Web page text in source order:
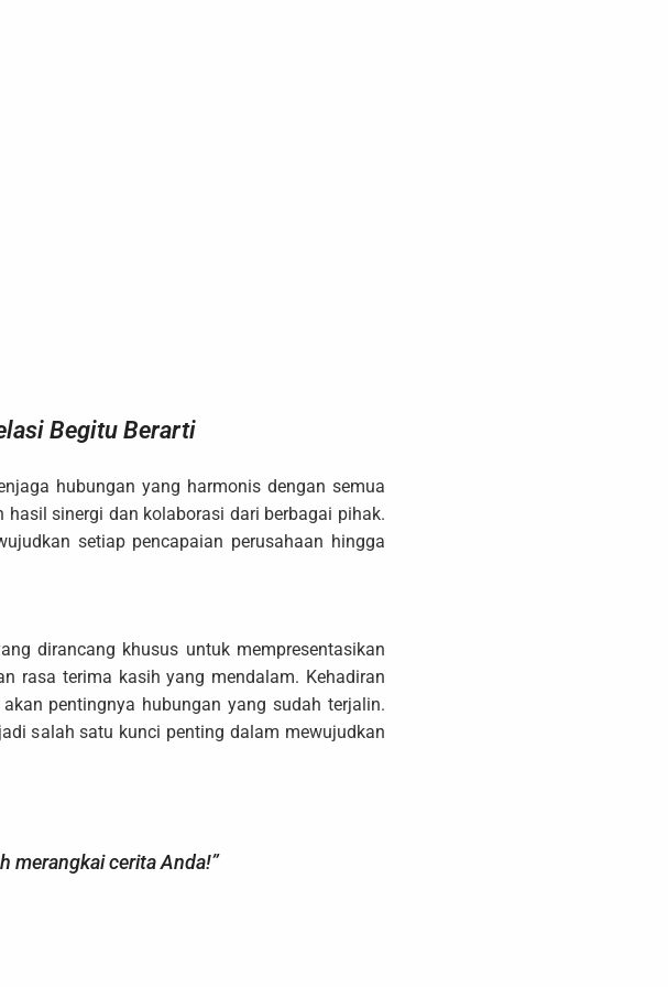
Begitu Berarti
hubungan yang harmonis dengan semua
sinergi dan kolaborasi dari berbagai pihak.
setiap pencapaian perusahaan hingga
dirancang khusus untuk mempresentasikan
rasa terima kasih yang mendalam. Kehadiran
pentingnya hubungan yang sudah terjalin.
salah satu kunci penting dalam mewujudkan
merangkai cerita Anda!”